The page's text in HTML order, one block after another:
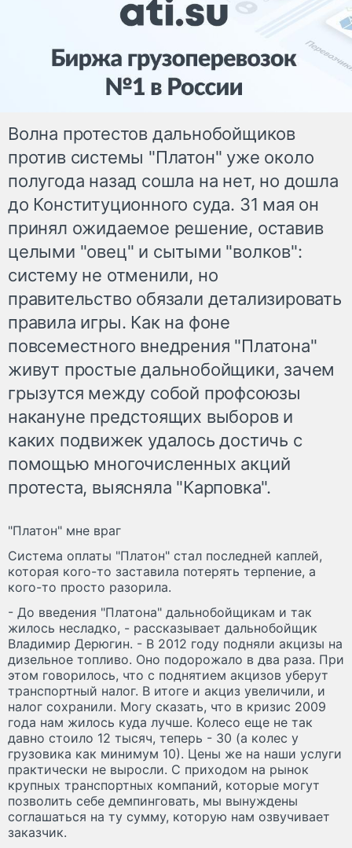
Волна протестов дальнобойщиков
против системы "Платон" уже около
полугода назад сошла на нет, но дошла
до Конституционного суда. 31 мая он
принял ожидаемое решение, оставив
целыми "овец" и сытыми "волков":
систему не отменили, но
правительство обязали детализировать
правила игры. Как на фоне
повсеместного внедрения "Платона"
живут простые дальнобойщики, зачем
грызутся между собой профсоюзы
накануне предстоящих выборов и
каких подвижек удалось достичь с
помощью многочисленных акций
протеста, выясняла "Карповка".
"Платон" мне враг
Система оплаты "Платон" стал последней каплей,
которая кого-то заставила потерять терпение, а
кого-то просто разорила.
- До введения "Платона" дальнобойщикам и так
жилось несладко, - рассказывает дальнобойщик
Владимир Дерюгин. - В 2012 году подняли акцизы на
дизельное топливо. Оно подорожало в два раза. При
этом говорилось, что с поднятием акцизов уберут
транспортный налог. В итоге и акциз увеличили, и
налог сохранили. Могу сказать, что в кризис 2009
года нам жилось куда лучше. Колесо еще не так
давно стоило 12 тысяч, теперь - 30 (а колес у
грузовика как минимум 10). Цены же на наши услуги
практически не выросли. С приходом на рынок
крупных транспортных компаний, которые могут
позволить себе демпинговать, мы вынуждены
соглашаться на ту сумму, которую нам озвучивает
заказчик.